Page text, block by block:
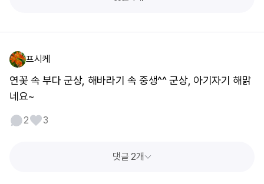
프시케
연꽃 속 부다 군상, 해바라기 속 중생^^ 군상, 아기자기 해맑
네요~
2 3
댓글 2개